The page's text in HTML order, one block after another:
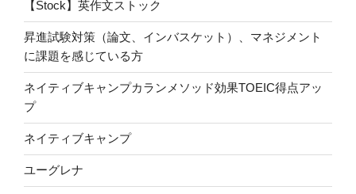
【Stock】英作文ストック
昇進試験対策（論文、インバスケット）、マネジメント
に課題を感じている方
ネイティブキャンプカランメソッド効果TOEIC得点アッ
プ
ネイティブキャンプ
ユーグレナ